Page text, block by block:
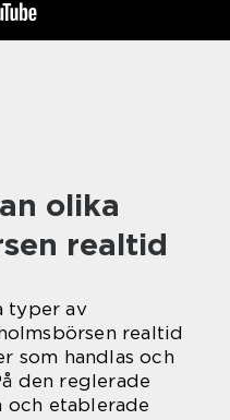
olika
realtid
typer av
realtid
som handlas och
den reglerade
och etablerade